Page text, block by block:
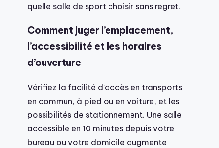
quelle salle de sport choisir sans regret.
Comment juger l’emplacement,
l’accessibilité et les horaires
d’ouverture
Vérifiez la facilité d’accès en transports
en commun, à pied ou en voiture, et les
possibilités de stationnement. Une salle
accessible en 10 minutes depuis votre
bureau ou votre domicile augmente